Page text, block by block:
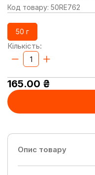
Код товару: 50RE762
50 г
Кількість:
165.00 ₴
Опис товару